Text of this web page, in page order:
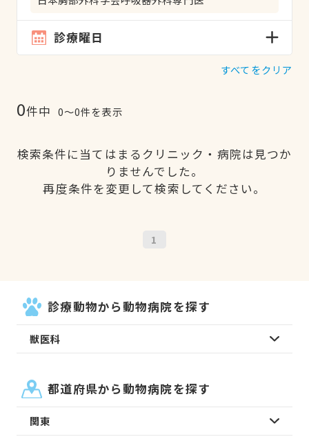
診療曜日
すべてをクリア
0件中 0〜0件を表示
検索条件に当てはまるクリニック・病院は見つか
りませんでした。
再度条件を変更して検索してください。
1
診療動物から動物病院を探す
獣医科
都道府県から動物病院を探す
関東